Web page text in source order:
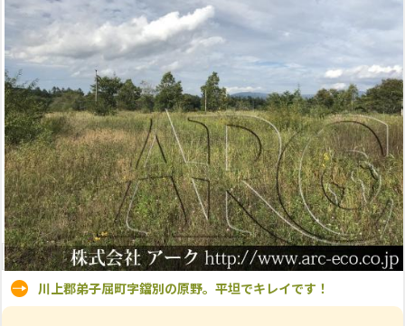
川上郡弟子屈町字鐺別の原野。平坦でキレイです！